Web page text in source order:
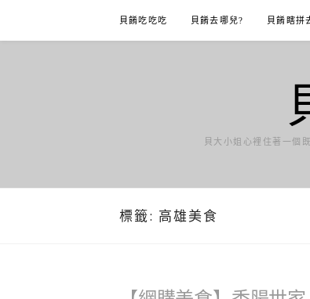
content
貝餚吃吃吃 貝餚去哪兒? 貝餚瞎拼
貝大小姐心裡住著一個
標籤: 高雄美食